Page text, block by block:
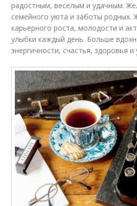
радостным, веселым и удачным.
семейного уюта и заботы родных.
карьерного роста, молодости и
улыбки каждый день. Больше
энергичности, счастья, здоровья и